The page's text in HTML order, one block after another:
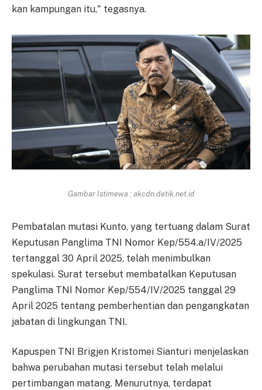
kan kampungan itu," tegasnya.
Gambar Istimewa : akcdn.detik.net.id
Pembatalan mutasi Kunto, yang tertuang dalam Surat
Keputusan Panglima TNI Nomor Kep/554.a/IV/2025
tertanggal 30 April 2025, telah menimbulkan
spekulasi. Surat tersebut membatalkan Keputusan
Panglima TNI Nomor Kep/554/IV/2025 tanggal 29
April 2025 tentang pemberhentian dan pengangkatan
jabatan di lingkungan TNI.
Kapuspen TNI Brigjen Kristomei Sianturi menjelaskan
bahwa perubahan mutasi tersebut telah melalui
pertimbangan matang. Menurutnya, terdapat